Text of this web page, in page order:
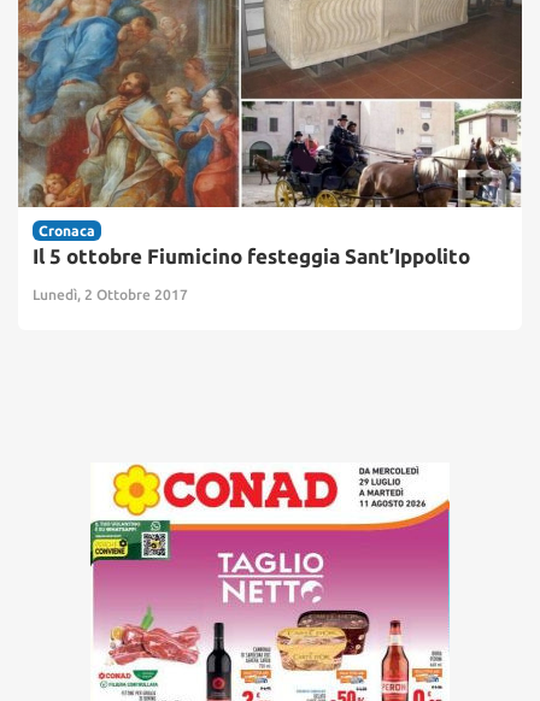
Cronaca
Il 5 ottobre Fiumicino festeggia Sant’Ippolito
Lunedì, 2 Ottobre 2017